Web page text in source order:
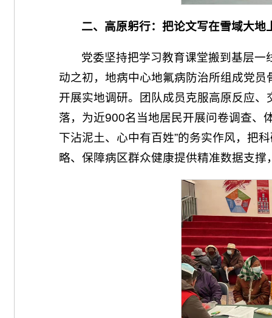
二、高原躬行：把论文写在雪域大地
党委坚持把学习教育课堂搬到基层
动之初，地病中心地氟病防治所组成党
开展实地调研。团队成员克服高原反应
落，为近900名当地居民开展问卷调查、
下沾泥土、心中有百姓”的务实作风，把
略、保障病区群众健康提供精准数据支